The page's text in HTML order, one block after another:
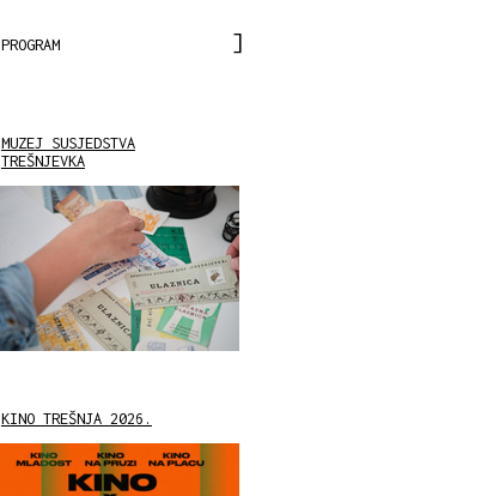
PROGRAM
MUZEJ SUSJEDSTVA
TREŠNJEVKA
KINO TREŠNJA 2026.